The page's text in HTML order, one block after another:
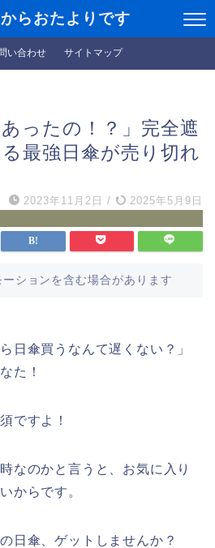
らおたよりです
い合わせ サイトマップ
あったの！？」完全遮
最強日傘が売り切れ
2023年11月2日 / 2025年5月9日
ションを含む場合があります
日傘買うなんて遅くない？」
た！
ですよ！
なのかと言うと、お気に入り
からです。
日傘、ゲットしませんか？